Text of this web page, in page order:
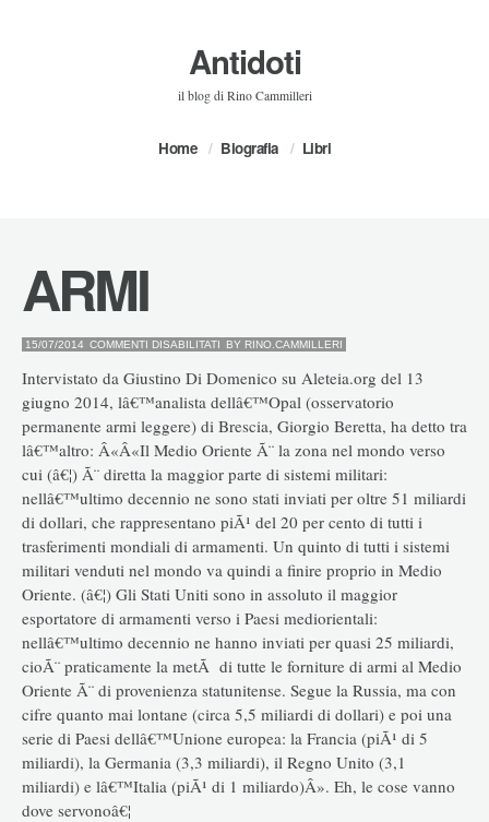
Antidoti
il blog di Rino Cammilleri
Home Biografia Libri
ARMI
15/07/2014 COMMENTI DISABILITATI SU
BY RINO.CAMMILLERI
Intervistato da Giustino Di Domenico su Aleteia.org del 13
giugno 2014, lâ€™analista dellâ€™Opal (osservatorio
permanente armi leggere) di Brescia, Giorgio Beretta, ha detto tra
lâ€™altro: Â«Â«Il Medio Oriente Ã¨ la zona nel mondo verso
cui (â€¦) Ã¨ diretta la maggior parte di sistemi militari:
nellâ€™ultimo decennio ne sono stati inviati per oltre 51 miliardi
di dollari, che rappresentano piÃ¹ del 20 per cento di tutti i
trasferimenti mondiali di armamenti. Un quinto di tutti i sistemi
militari venduti nel mondo va quindi a finire proprio in Medio
Oriente. (â€¦) Gli Stati Uniti sono in assoluto il maggior
esportatore di armamenti verso i Paesi mediorientali:
nellâ€™ultimo decennio ne hanno inviati per quasi 25 miliardi,
cioÃ¨ praticamente la metÃ di tutte le forniture di armi al Medio
Oriente Ã¨ di provenienza statunitense. Segue la Russia, ma con
cifre quanto mai lontane (circa 5,5 miliardi di dollari) e poi una
serie di Paesi dellâ€™Unione europea: la Francia (piÃ¹ di 5
miliardi), la Germania (3,3 miliardi), il Regno Unito (3,1
miliardi) e lâ€™Italia (piÃ¹ di 1 miliardo)Â». Eh, le cose vanno
dove servonoâ€¦